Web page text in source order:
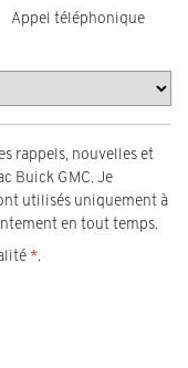
Appel téléphonique
rappels, nouvelles et
Buick GMC. Je
utilisés uniquement à
en tout temps.
*.